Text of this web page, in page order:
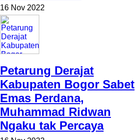
16 Nov 2022
Petarung Derajat
Kabupaten Bogor Sabet
Emas Perdana,
Muhammad Ridwan
Ngaku tak Percaya